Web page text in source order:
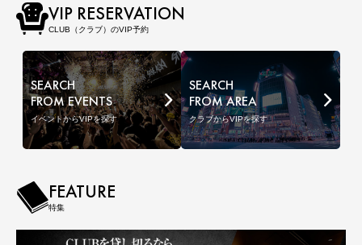
VIP RESERVATION
CLUB（クラブ）のVIP予約
SEARCH
FROM EVENTS
イベントからVIPを探す
SEARCH
FROM AREA
クラブからVIPを探す
FEATURE
特集